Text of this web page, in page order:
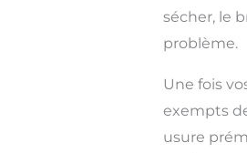
sécher, le
problème.
Une fois
exempts
usure